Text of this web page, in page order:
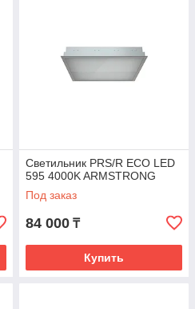
Светильник PRS/R ECO LED
595 4000K ARMSTRONG
Под заказ
84 000 ₸
Купить